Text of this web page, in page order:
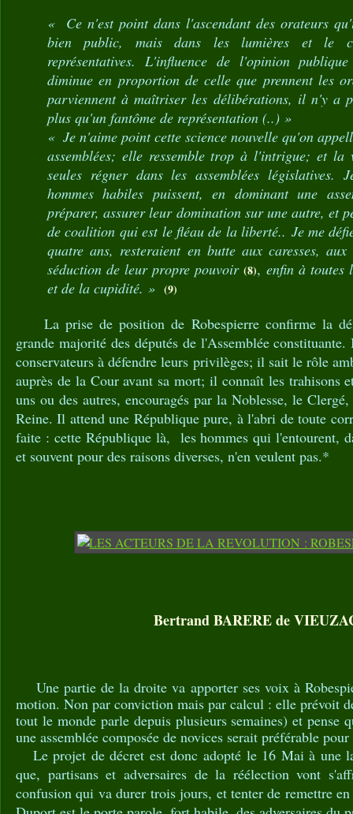
« Ce n'est point dans l'ascendant des orateurs
bien public, mais dans les lumières et le
représentatives. L'influence de l'opinion
diminue en proportion de celle que prennent les
parviennent à maîtriser les délibérations, il n'y a
plus qu'un fantôme de représentation (..) »
« Je n'aime point cette science nouvelle qu'on
assemblées; elle ressemble trop à l'intrigue; et
seules régner dans les assemblées législatives.
hommes habiles puissent, en dominant une
préparer, assurer leur domination sur une autre, et
de coalition qui est le fléau de la liberté.. Je me
quatre ans, resteraient en butte aux caresses,
séduction de leur propre pouvoir(8), enfin à toutes
et de la cupidité. » (9)
La prise de position de Robespierre confirme la
grande majorité des députés de l'Assemblée
conservateurs à défendre leurs privilèges; il sait le rôle
auprès de la Cour avant sa mort; il connaît les trahisons
uns ou des autres, encouragés par la Noblesse, le
Reine. Il attend une République pure, à l'abri de toute
faite : cette République là, les hommes qui l'entourent,
et souvent pour des raisons diverses, n'en veulent pas.*
Bertrand BARERE de
Une partie de la droite va apporter ses voix à
motion. Non par conviction mais par calcul : elle prévoit
tout le monde parle depuis plusieurs semaines) et pense
une assemblée composée de novices serait préférable
Le projet de décret est donc adopté le 16 M­ai à une
que, partisans et adversaires de la réélection vont
confusion qui va durer trois jours, et tenter de remettre